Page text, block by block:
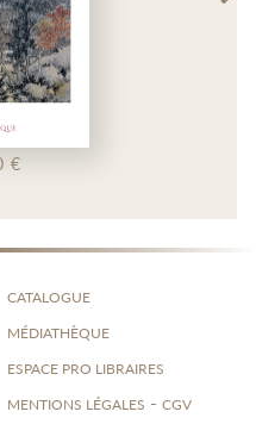
€
CATALOGUE
MÉDIATHÈQUE
ESPACE PRO LIBRAIRES
MENTIONS LÉGALES - CGV